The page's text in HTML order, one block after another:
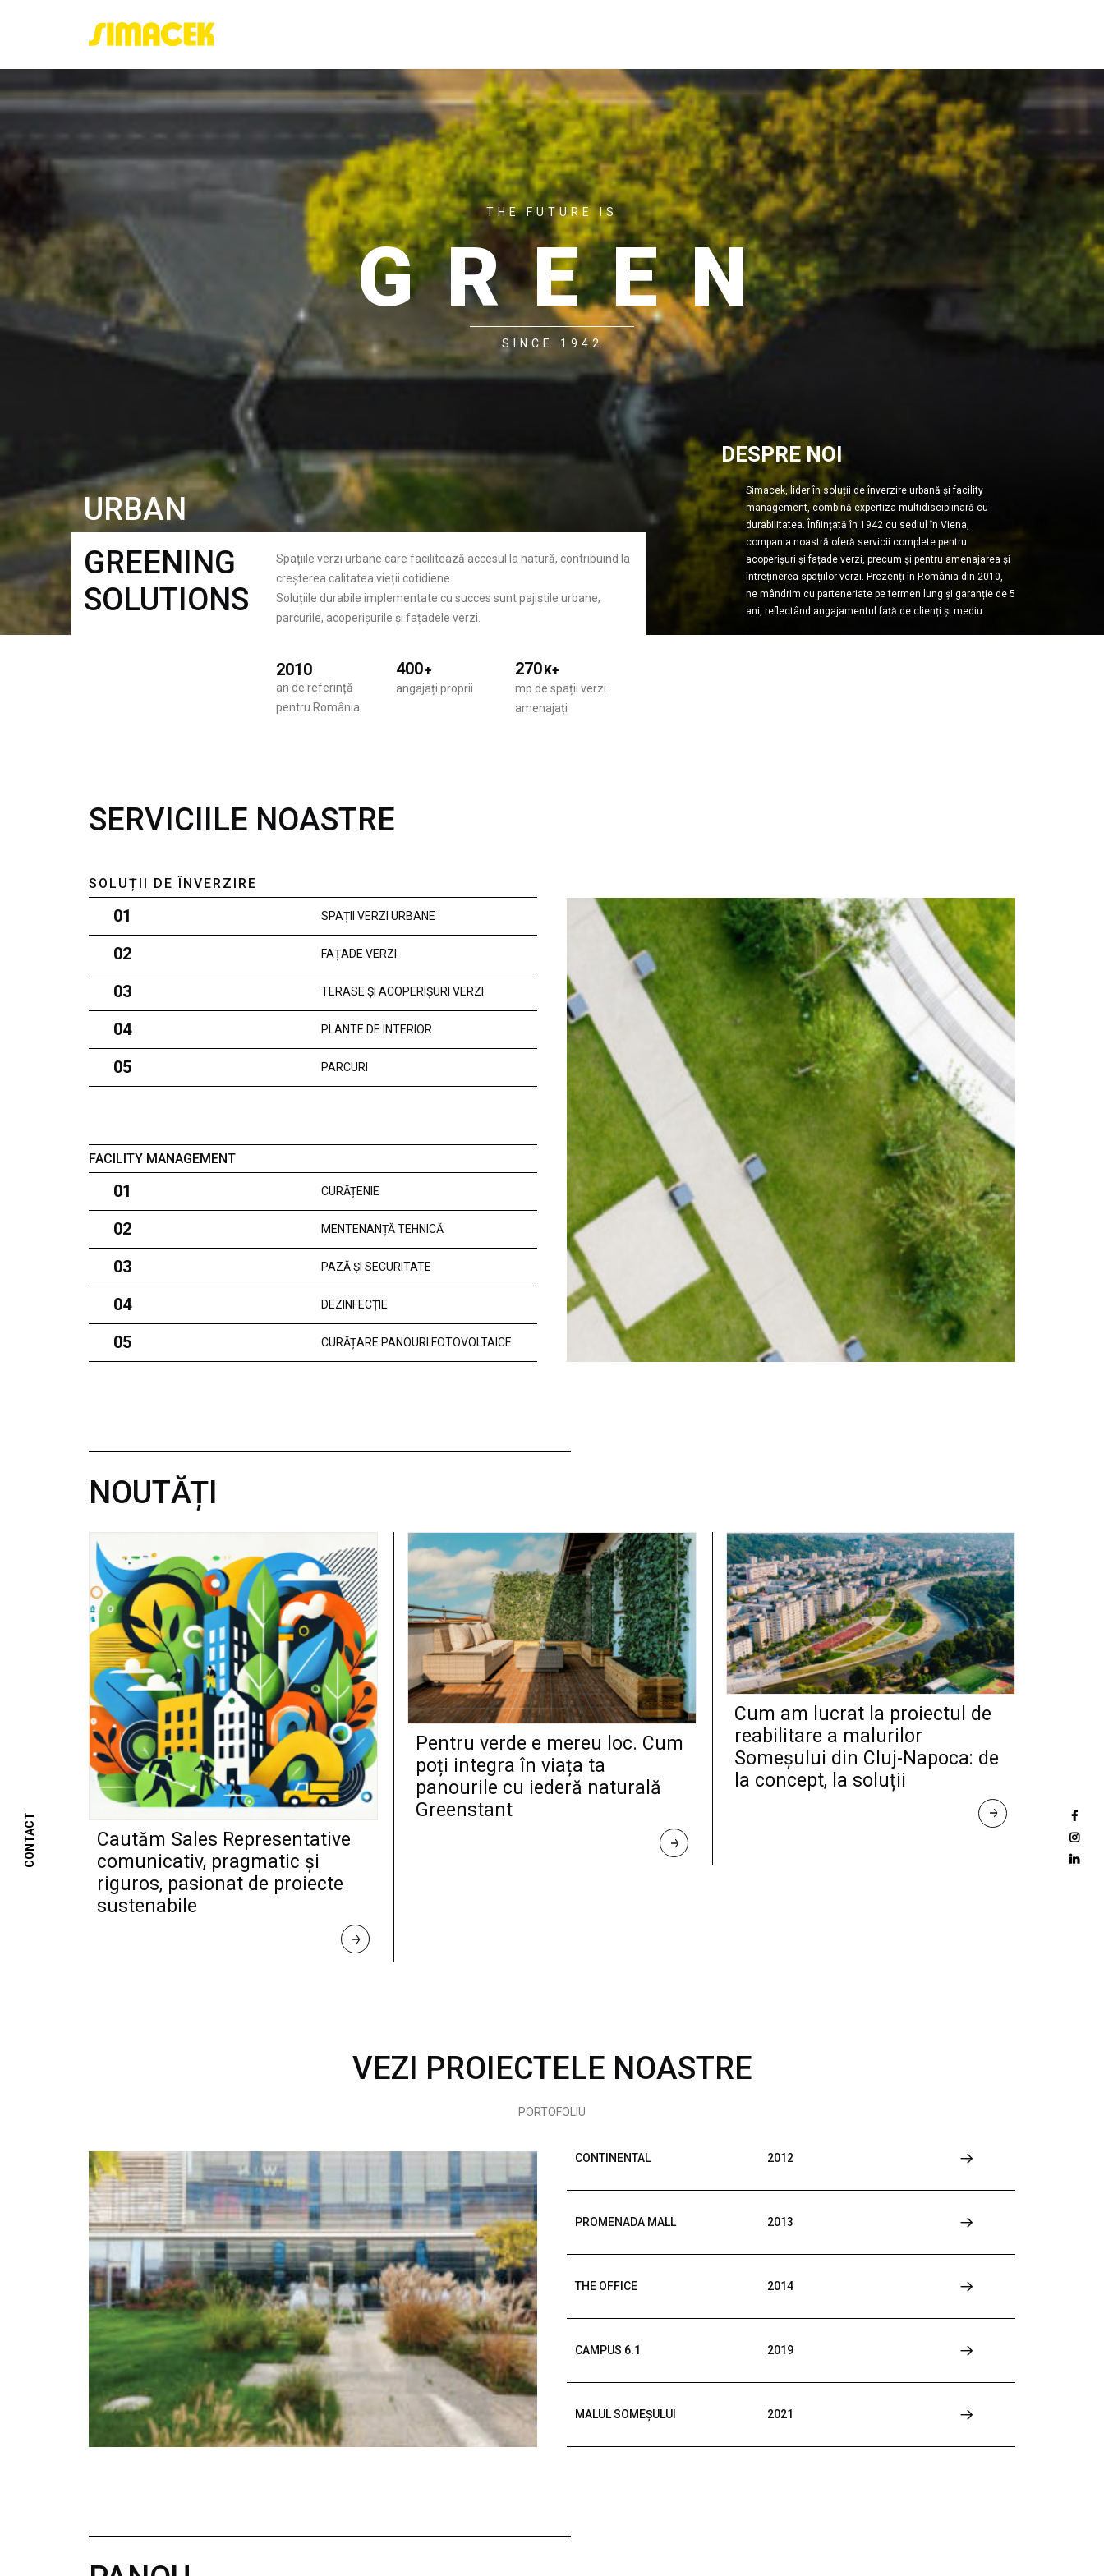
THE FUTURE IS
GREEN
SINCE 1942
DESPRE NOI
Simacek, lider în soluții de înverzire urbană și facility
management, combină expertiza multidisciplinară cu
durabilitatea. Înființată în 1942 cu sediul în Viena,
compania noastră oferă servicii complete pentru
acoperișuri și fațade verzi, precum și pentru amenajarea și
întreținerea spațiilor verzi. Prezenți în România din 2010,
ne mândrim cu parteneriate pe termen lung și garanție de 5
ani, reflectând angajamentul față de clienți și mediu.
URBAN
GREENING
SOLUTIONS
Spațiile verzi urbane care facilitează accesul la natură, contribuind la
creșterea calitatea vieții cotidiene.
Soluțiile durabile implementate cu succes sunt pajiștile urbane,
parcurile, acoperișurile și fațadele verzi.
2010
an de referință
pentru România
400+
angajați proprii
270K+
mp de spații verzi
amenajați
SERVICIILE NOASTRE
SOLUȚII DE ÎNVERZIRE
01 SPAȚII VERZI URBANE
02 FAȚADE VERZI
03 TERASE ȘI ACOPERIȘURI VERZI
04 PLANTE DE INTERIOR
05 PARCURI
FACILITY MANAGEMENT
01 CURĂȚENIE
02 MENTENANȚĂ TEHNICĂ
03 PAZĂ ȘI SECURITATE
04 DEZINFECȚIE
05 CURĂȚARE PANOURI FOTOVOLTAICE
NOUTĂȚI
Cautăm Sales Representative
comunicativ, pragmatic și
riguros, pasionat de proiecte
sustenabile
R
E
Pentru verde e mereu loc. Cum
poți integra în viața ta
panourile cu iederă naturală
Greenstant
R
E
Cum am lucrat la proiectul de
reabilitare a malurilor
Someșului din Cluj-Napoca: de
la concept, la soluții
R
VEZI PROIECTELE NOASTRE
PORTOFOLIU
CONTINENTAL 2012
PROMENADA MALL 2013
THE OFFICE 2014
CAMPUS 6.1 2019
MALUL SOMEȘULUI 2021
CONTACT